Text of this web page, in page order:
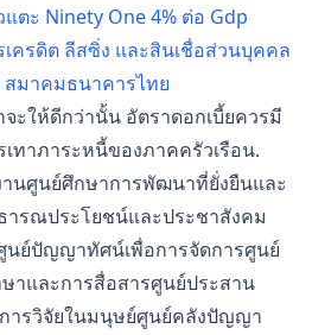
ตะ Ninety One 4% ต่อ Gdp
ครดิต ลีสซิ่ง และสินเชื่อส่วนบุคคล
สมาคมธนาคารไทย
ะให้ดีกว่านั้น อัตราดอกเบี้ยควรมี
ทาภาระหนี้ของภาคครัวเรือน.
นศูนย์ศึกษาการพัฒนาที่ยั่งยืนและ
ารณประโยชน์และประชาสังคม
นย์ปัญญาทัศน์เพื่อการจัดการศูนย์
าและการสื่อสารศูนย์ประสาน
ารวิจัยในมนุษย์ศูนย์คลังปัญญา